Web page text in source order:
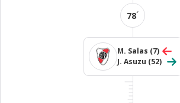
78´
M. Salas (7)
J. Asuzu (52)